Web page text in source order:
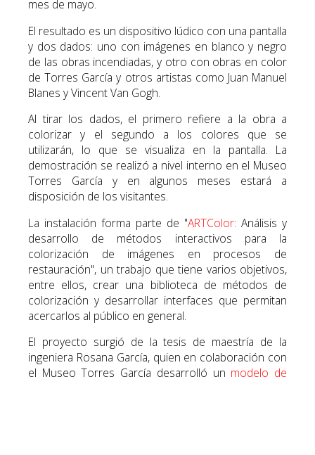
mes de mayo.
El resultado es un dispositivo lúdico con una pantalla
y dos dados: uno con imágenes en blanco y negro
de las obras incendiadas, y otro con obras en color
de Torres García y otros artistas como Juan Manuel
Blanes y Vincent Van Gogh.
Al tirar los dados, el primero refiere a la obra a
colorizar y el segundo a los colores que se
utilizarán, lo que se visualiza en la pantalla. La
demostración se realizó a nivel interno en el Museo
Torres García y en algunos meses estará a
disposición de los visitantes.
La instalación forma parte de "ARTColor: Análisis y
desarrollo de métodos interactivos para la
colorización de imágenes en procesos de
restauración", un trabajo que tiene varios objetivos,
entre ellos, crear una biblioteca de métodos de
colorización y desarrollar interfaces que permitan
acercarlos al público en general.
El proyecto surgió de la tesis de maestría de la
ingeniera Rosana García, quien en colaboración con
el Museo Torres García desarrolló un modelo de